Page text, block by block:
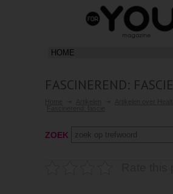
FASCINEREND: FASCIE
ZOEK